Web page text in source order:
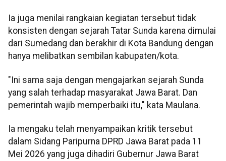
Ia juga menilai rangkaian kegiatan tersebut tidak
konsisten dengan sejarah Tatar Sunda karena dimulai
dari Sumedang dan berakhir di Kota Bandung dengan
hanya melibatkan sembilan kabupaten/kota.
"Ini sama saja dengan mengajarkan sejarah Sunda
yang salah terhadap masyarakat Jawa Barat. Dan
pemerintah wajib memperbaiki itu," kata Maulana.
Ia mengaku telah menyampaikan kritik tersebut
dalam Sidang Paripurna DPRD Jawa Barat pada 11
Mei 2026 yang juga dihadiri Gubernur Jawa Barat